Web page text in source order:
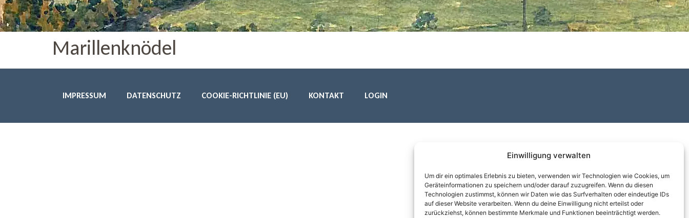
Einwilligung verwalten
Um dir ein optimales Erlebnis zu bieten, verwenden wir Technologien wie Cookies, um
Geräteinformationen zu speichern und/oder darauf zuzugreifen. Wenn du diesen
Technologien zustimmst, können wir Daten wie das Surfverhalten oder eindeutige IDs
auf dieser Website verarbeiten. Wenn du deine Einwilligung nicht erteilst oder
zurückziehst, können bestimmte Merkmale und Funktionen beeinträchtigt werden.
Marillenknödel
IMPRESSUM DATENSCHUTZ COOKIE-RICHTLINIE (EU) KONTAKT LOGIN